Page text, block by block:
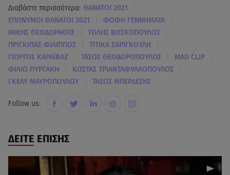
Διαβάστε περισσότερα: ΘΑΝΑΤΟΙ 2021
ΕΠΩΝΥΜΟΙ ΘΑΝΑΤΟΙ 2021 ΦΩΦΗ ΓΕΝΝΗΜΑΤΑ
ΜΙΚΗΣ ΘΕΟΔΩΡΑΚΗΣ ΤΟΛΗΣ ΒΟΣΚΟΠΟΥΛΟΣ
ΠΡΙΓΚΙΠΑΣ ΦΙΛΙΠΠΟΣ ΤΙΤΙΚΑ ΣΑΡΙΓΚΟΥΛΗ
ΓΙΩΡΓΟΣ ΚΑΡΑΪΒΑΖ ΤΑΣΟΣ ΘΕΟΔΩΡΟΠΟΥΛΟΣ MAD CLIP
ΦΙΛΙΩ ΠΥΡΓΑΚΗ ΚΩΣΤΑΣ ΤΡΙΑΝΤΑΦΥΛΛΟΠΟΥΛΟΣ
ΓΚΕΛΥ ΜΑΥΡΟΠΟΥΛΟΥ ΤΑΣΟΣ ΜΠΕΡΔΕΣΗΣ
Follow us:
ΔΕΙΤΕ ΕΠΙΣΗΣ